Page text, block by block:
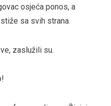
osjeća ponos, a
sa svih strana.
zaslužili su.